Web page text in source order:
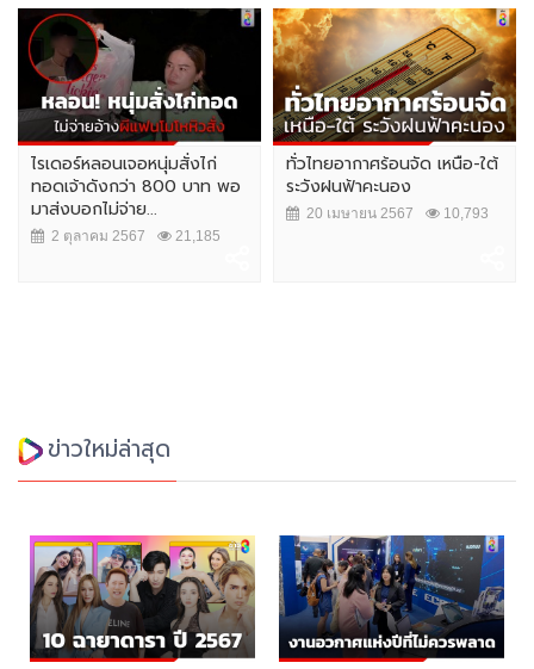
ไรเดอร์หลอนเจอหนุ่มสั่งไก่
ทอดเจ้าดังกว่า 800 บาท พอ
มาส่งบอกไม่จ่าย...
2 ตุลาคม 2567 21,185
ทั่วไทยอากาศร้อนจัด เหนือ-ใต้
ระวังฝนฟ้าคะนอง
20 เมษายน 2567 10,793
ข่าวใหม่ล่าสุด